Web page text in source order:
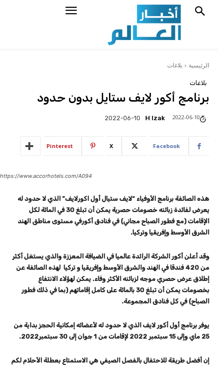
الرئيسية بلاغات
بلاغات
برنامج أكور لايف ستايل بدون حدود
H Izak
2022-06-10 2022-06-10
Facebook
X
Pinterest
https://www.accorhotels.com/A094
هذه الصائفة برنامج الأوفياء “لايف ستيال أول اكورلايف” الذي لا حدود له
يعرض لفائدة زبائنه خصومات حصرية يمكن أن تبلغ 30 في المائة لكل
الإقامات (مع فطور الصباح مجاني) في فنادق أكورفي مستوى مناطق الهند
الشرق الأوسط وإفريقيا وتركيا.
وقد أعلن أكور الشركة الرائدة عالميا في الضيافة المعززة والذي يستغل أكثر
من 420 فندقا في الهند والشرق الأوسط وإفريقيا و تركيا لهذه الصائفة عن
إطلاق عرض حصري موجه لزبائنه الأكثر وفاء. يمكن لهؤلاء الانتفاع
بخصومات يمكن أن تبلغ 30 بالمائة على كامل إقاماتهم (بما في ذلك فطور
الصباح) في كل فنادق المجموعة.
يوفر برنامج أول أكور لايف الذي لا حدود له لأعضائه إمكانية الحجز بداية من
25 ماي وإلى 15 سبتمبر 2022 لإقامات من 1 جوان إلى 30 سبتمبر2022.
إن أفضل طريقة للاحتفال بالفصل الصيفي هي الاستمتاع بعطلة الأحلام لكم